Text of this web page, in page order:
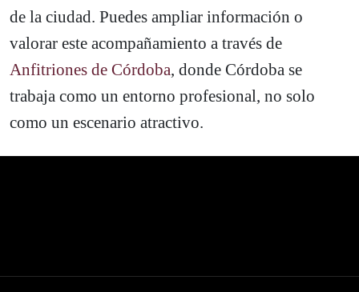
de la ciudad. Puedes ampliar información o
valorar este acompañamiento a través de
Anfitriones de Córdoba, donde Córdoba se
trabaja como un entorno profesional, no solo
como un escenario atractivo.